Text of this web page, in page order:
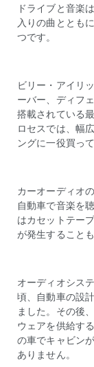
ドライブと音楽
入りの曲ととも
つです。
ビリー・アイリ
ーバー、ディフ
搭載されている
ロセスでは、幅
ングに一役買っ
カーオーディオ
自動車で音楽を
はカセットテー
が発生すること
オーディオシス
頃、自動車の設
ました。その後
ウェアを供給す
の車でキャビン
ありません。